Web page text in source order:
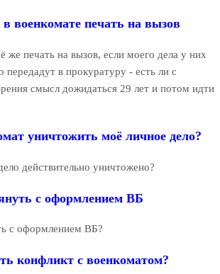
военкомате печать на вызов
же печать на вызов, если моего дела у них
передадут в прокуратуру - есть ли с
смысл дожидаться 29 лет и потом идти
уничтожить моё личное дело?
действительно уничтожено?
с оформлением ВБ
с оформлением ВБ?
конфликт с военкоматом?